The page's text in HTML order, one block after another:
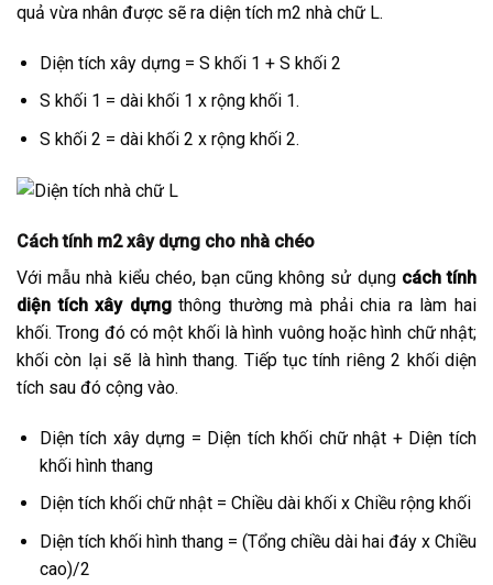
quả vừa nhân được sẽ ra diện tích m2 nhà chữ L.
Diện tích xây dựng = S khối 1 + S khối 2
S khối 1 = dài khối 1 x rộng khối 1.
S khối 2 = dài khối 2 x rộng khối 2.
Cách tính m2 xây dựng cho nhà chéo
Với mẫu nhà kiểu chéo, bạn cũng không sử dụng cách tính
diện tích xây dựngthông thường mà phải chia ra làm hai
khối. Trong đó có một khối là hình vuông hoặc hình chữ nhật;
khối còn lại sẽ là hình thang. Tiếp tục tính riêng 2 khối diện
tích sau đó cộng vào.
Diện tích xây dựng = Diện tích khối chữ nhật + Diện tích
khối hình thang
Diện tích khối chữ nhật = Chiều dài khối x Chiều rộng khối
Diện tích khối hình thang = (Tổng chiều dài hai đáy x Chiều
cao)/2